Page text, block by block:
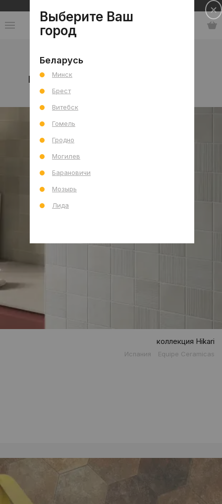
Испанская керамическая плитка
коллекция Hikari
Испания Equipe Ceramicas
Выберите Ваш
город
Беларусь
Минск
Брест
Витебск
Гомель
Гродно
Могилев
Барановичи
Мозырь
Лида